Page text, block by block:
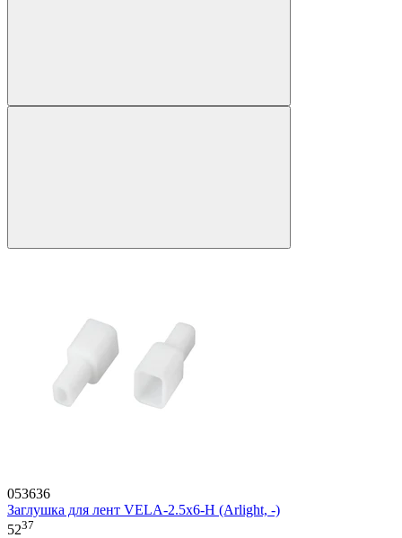
053636
Заглушка для лент VELA-2.5x6-H (Arlight, -)
5237